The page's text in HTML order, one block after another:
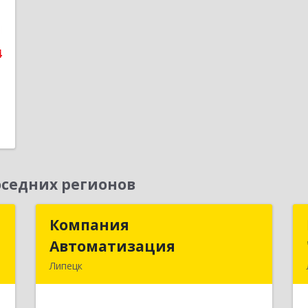
регионов
Компания
Автоматизация
Липецк
Автоматизация